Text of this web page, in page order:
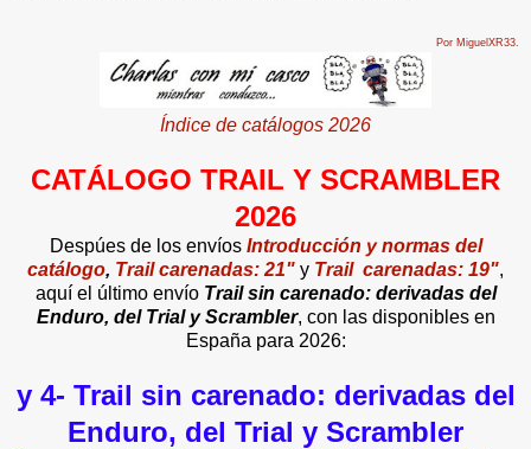
Por MiguelXR33.
Índice de catálogos 2026
CATÁLOGO TRAIL Y SCRAMBLER
2026
Despúes de los envíos Introducción y normas del
catálogo, Trail carenadas: 21" y Trail carenadas: 19",
aquí el último envío Trail sin carenado: derivadas del
Enduro, del Trial y Scrambler, con las disponibles en
España para 2026:
y 4- Trail sin carenado: derivadas del
Enduro, del Trial y Scrambler